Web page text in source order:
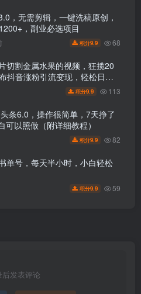
，无需剪辑，一键洗稿原创，
，副业必选项目
积分9.9 68
切割金属水果的视频，狂揽20
抖音涨粉引流变现，轻松日赚
积分9.9 113
条6.0，操作很简单，7天挣了
可以照做（附详细教程）
积分9.9 82
单号，每天半小时，小白轻松
积分9.9 59
发表评论